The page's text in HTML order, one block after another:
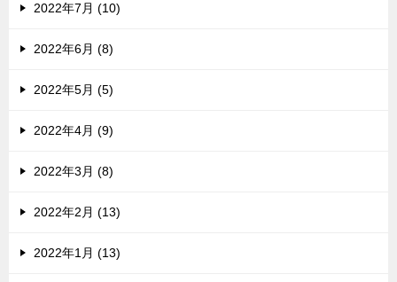
2022年7月 (10)
2022年6月 (8)
2022年5月 (5)
2022年4月 (9)
2022年3月 (8)
2022年2月 (13)
2022年1月 (13)